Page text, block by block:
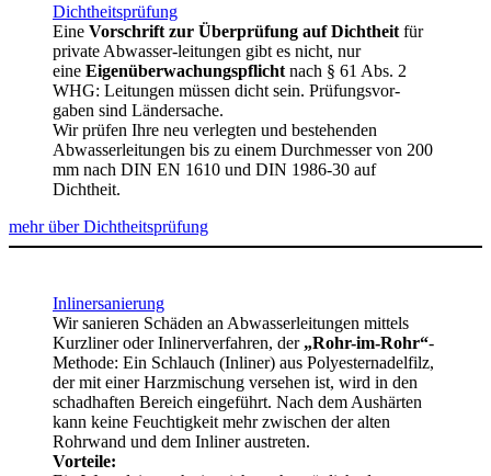
Dichtheitsprüfung
Eine Vorschrift zur Überprüfung auf Dichtheit für
private Abwasser-leitungen gibt es nicht, nur
eine Eigenüberwachungspflicht nach § 61 Abs. 2
WHG: Leitungen müssen dicht sein. Prüfungsvor-
gaben sind Ländersache.
Wir prüfen Ihre neu verlegten und bestehenden
Abwasserleitungen bis zu einem Durchmesser von 200
mm nach DIN EN 1610 und DIN 1986-30 auf
Dichtheit.
mehr über Dichtheitsprüfung
Inlinersanierung
Wir sanieren Schäden an Abwasserleitungen mittels
Kurzliner oder Inlinerverfahren, der „Rohr-im-Rohr“-
Methode: Ein Schlauch (Inliner) aus Polyesternadelfilz,
der mit einer Harzmischung versehen ist, wird in den
schadhaften Bereich eingeführt. Nach dem Aushärten
kann keine Feuchtigkeit mehr zwischen der alten
Rohrwand und dem Inliner austreten.
Vorteile: